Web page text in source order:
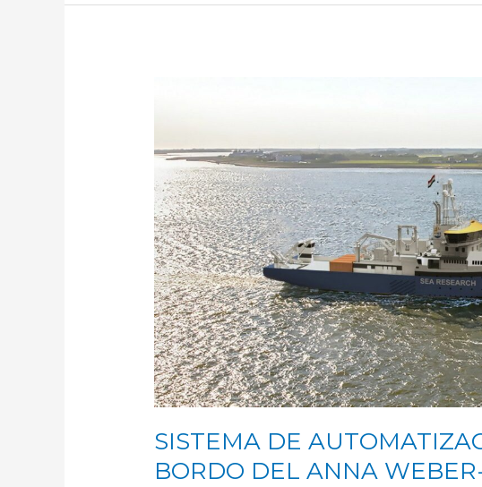
SISTEMA DE
BORDO DEL ANNA
DIAMAR®
BORDO
DEL
ANNA
WEBER-
VAN
BOSSE